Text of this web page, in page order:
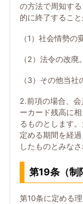
の方法で周知す
的に終了すること
（1）社会情勢の
（2）法令の改廃。
（3）その他当社
2.前項の場合、
ーカード残高に
るものとします
定める期間を経
したものとみな
第19条（制
第10条に定める